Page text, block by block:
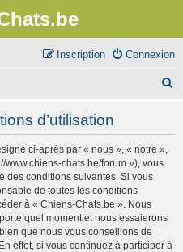
Connexion
Inscription
d’utilisation
ci-après par « nous », « notre »,
www.chiens-chats.be/forum »), vous
des conditions suivantes. Si vous
de toutes les conditions
à « Chiens-Chats.be ». Nous
quel moment et nous essaierons
que nous vous conseillons de
effet, si vous continuez à participer à